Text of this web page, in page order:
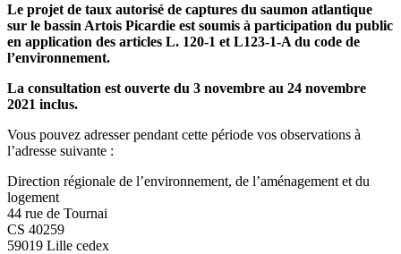
Le projet de taux autorisé de captures du saumon atlantique
sur le bassin Artois Picardie est soumis à participation du public
en application des articles L. 120-1 et L123-1-A du code de
l’environnement.
La consultation est ouverte du 3 novembre au 24 novembre
2021 inclus.
Vous pouvez adresser pendant cette période vos observations à
l’adresse suivante :
Direction régionale de l’environnement, de l’aménagement et du
logement
44 rue de Tournai
CS 40259
59019 Lille cedex